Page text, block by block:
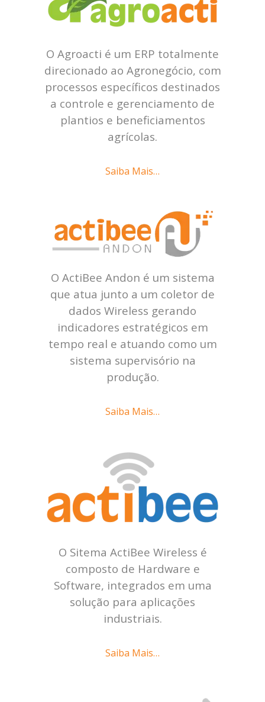
O Agroacti é um ERP totalmente
direcionado ao Agronegócio, com
processos específicos destinados
a controle e gerenciamento de
plantios e beneficiamentos
agrícolas.
Saiba Mais…
O ActiBee Andon é um sistema
que atua junto a um coletor de
dados Wireless gerando
indicadores estratégicos em
tempo real e atuando como um
sistema supervisório na
produção.
Saiba Mais…
O Sitema ActiBee Wireless é
composto de Hardware e
Software, integrados em uma
solução para aplicações
industriais.
Saiba Mais…